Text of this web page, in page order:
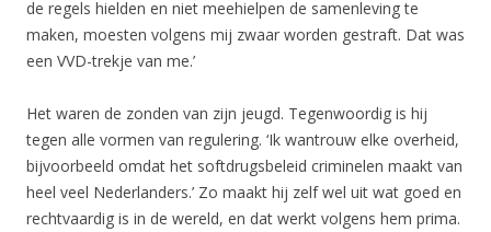
de regels hielden en niet meehielpen de samenleving te
maken, moesten volgens mij zwaar worden gestraft. Dat was
een VVD-trekje van me.’
Het waren de zonden van zijn jeugd. Tegenwoordig is hij
tegen alle vormen van regulering. ‘Ik wantrouw elke overheid,
bijvoorbeeld omdat het softdrugsbeleid criminelen maakt van
heel veel Nederlanders.’ Zo maakt hij zelf wel uit wat goed en
rechtvaardig is in de wereld, en dat werkt volgens hem prima.